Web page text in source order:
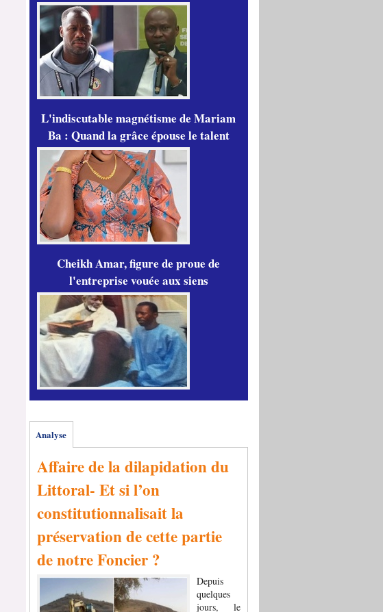
L'indiscutable magnétisme de Mariam
Ba : Quand la grâce épouse le talent
Cheikh Amar, figure de proue de
l'entreprise vouée aux siens
Analyse
Affaire de la dilapidation du
Littoral- Et si l’on
constitutionnalisait la
préservation de cette partie
de notre Foncier ?
Depuis
quelques
jours, le